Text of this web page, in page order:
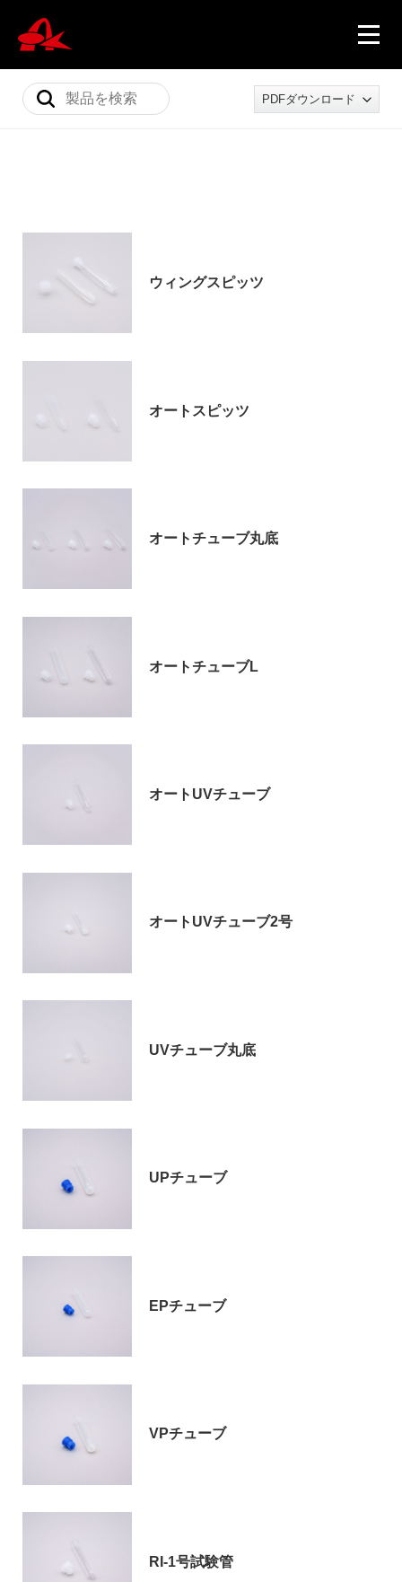
会社概要
FAX：042-728-0163
PDFダウンロード
ウィングスピッツ
オートスピッツ
オートチューブ丸底
オートチューブL
オートUVチューブ
オートUVチューブ2号
UVチューブ丸底
UPチューブ
EPチューブ
VPチューブ
RI-1号試験管